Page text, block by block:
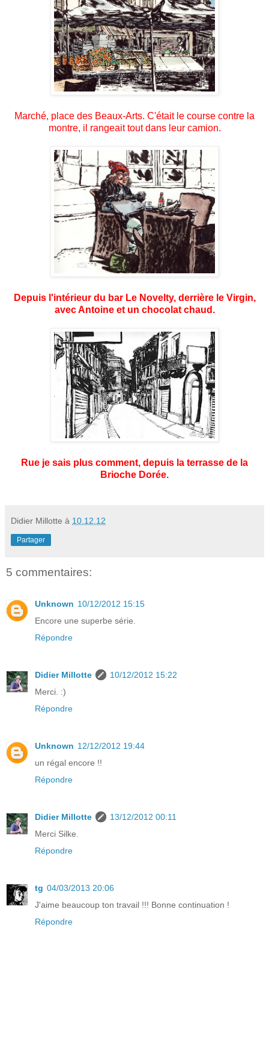
Marché, place des Beaux-Arts. C'était le course contre la
montre, il rangeait tout dans leur camion.
Depuis l'intérieur du bar Le Novelty, derrière le Virgin,
avec Antoine et un chocolat chaud.
Rue je sais plus comment, depuis la terrasse de la
Brioche Dorée.
Didier Millotte à 10.12.12
Partager
5 commentaires:
Unknown 10/12/2012 15:15
Encore une superbe série.
Répondre
Didier Millotte
10/12/2012 15:22
Merci. :)
Répondre
Unknown 12/12/2012 19:44
un régal encore !!
Répondre
Didier Millotte
13/12/2012 00:11
Merci Silke.
Répondre
tg 04/03/2013 20:06
J'aime beaucoup ton travail !!! Bonne continuation !
Répondre